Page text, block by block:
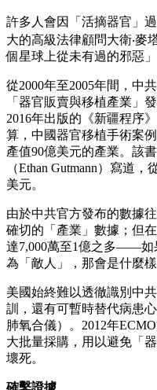
許多人會因「活摘器官」
大的高級法律顧問大衛‧麥
個星球上從未有過的邪惡」
從2000年至2005年間，中
「器官販賣與移植產業」
2016年出版的《新疆程序
算，中國器官移植手術案
產值90億美元的產業。該
（Ethan Gutmann）寫道
美元。
由於中共官方發布的數據
確切的「產業」數據；但
達7,000萬至1億之多——如
為「敵人」，那會是什麼
美國始終難以透徹識別中
訓，還有可暫時替代病患
肺氧合儀）。2012年
大批量採購，用以避免「
壞死。
確鑿證據